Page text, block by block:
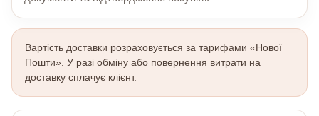
Вартість доставки розраховується за тарифами «Нової
Пошти». У разі обміну або повернення витрати на
доставку сплачує клієнт.